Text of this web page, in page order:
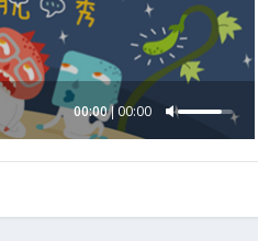
下
箭
头
来
增
高
降
00:00 00:00
使
下